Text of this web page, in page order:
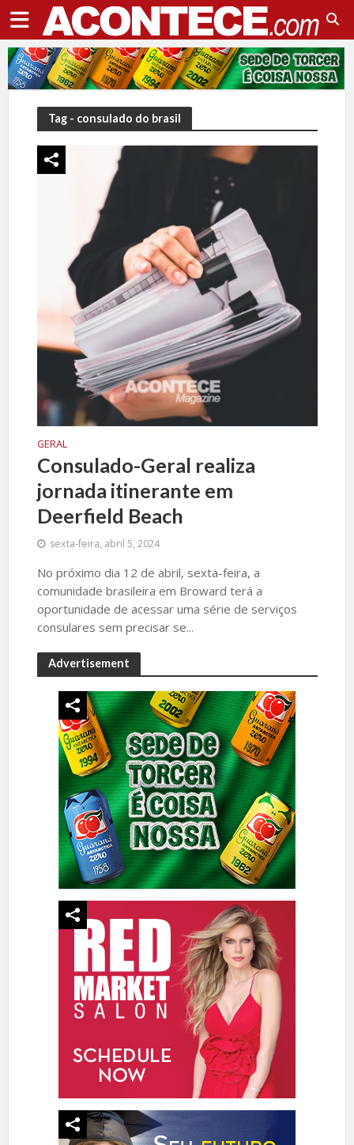
Tag - consulado do brasil
GERAL
Consulado-Geral realiza
jornada itinerante em
Deerfield Beach
sexta-feira, abril 5, 2024
No próximo dia 12 de abril, sexta-feira, a
comunidade brasileira em Broward terá a
oportunidade de acessar uma série de serviços
consulares sem precisar se...
Advertisement